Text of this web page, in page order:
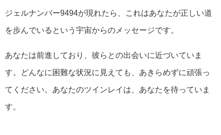
ジェルナンバー9494が現れたら、これはあなたが正しい道
を歩んでいるという宇宙からのメッセージです。
あなたは前進しており、彼らとの出会いに近づいていま
す。どんなに困難な状況に見えても、あきらめずに頑張っ
てください。あなたのツインレイは、あなたを待っていま
す。